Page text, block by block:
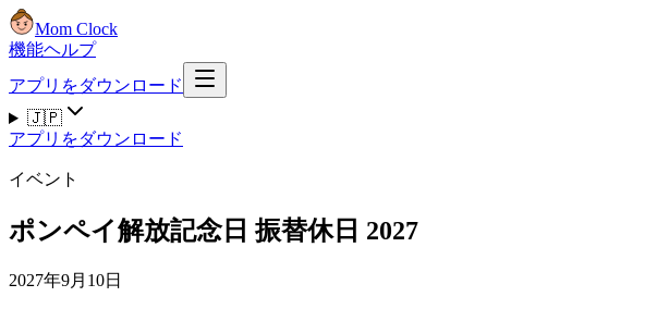
Mom Clock
機能ヘルプ
アプリをダウンロード
🇯🇵
アプリをダウンロード
イベント
ポンペイ解放記念日 振替休日 2027
2027年9月10日